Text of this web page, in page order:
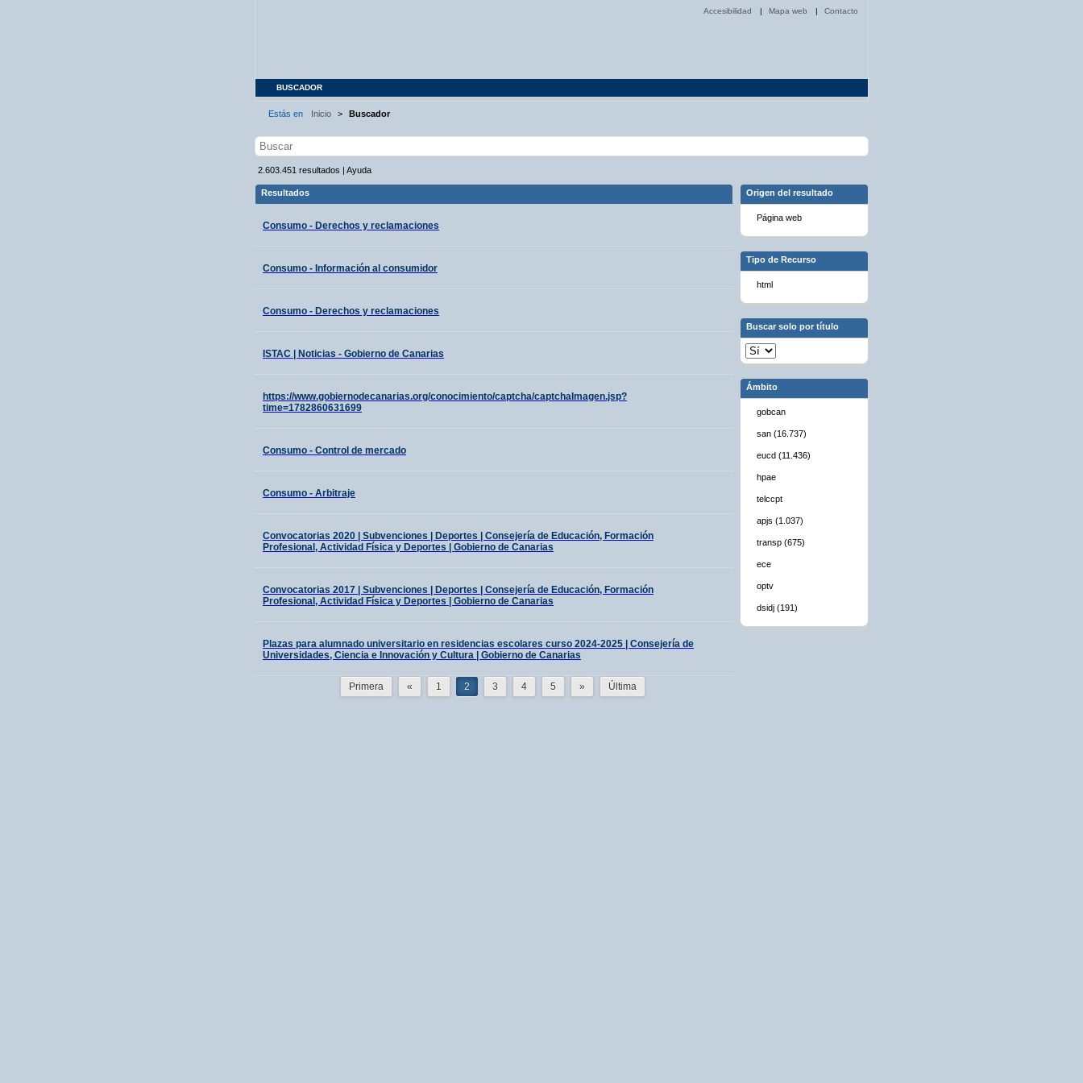
Accesibilidad | Mapa web | Contacto
BUSCADOR
Estás en Inicio > Buscador
2.603.451 resultados | Ayuda
Resultados
Consumo - Derechos y reclamaciones
Consumo - Información al consumidor
Consumo - Derechos y reclamaciones
ISTAC | Noticias - Gobierno de Canarias
https://www.gobiernodecanarias.org/conocimiento/captcha/captchaImagen.jsp?
time=1782860631699
Consumo - Control de mercado
Consumo - Arbitraje
Convocatorias 2020 | Subvenciones | Deportes | Consejería de Educación, Formación
Profesional, Actividad Física y Deportes | Gobierno de Canarias
Convocatorias 2017 | Subvenciones | Deportes | Consejería de Educación, Formación
Profesional, Actividad Física y Deportes | Gobierno de Canarias
Plazas para alumnado universitario en residencias escolares curso 2024-2025 | Consejería de
Universidades, Ciencia e Innovación y Cultura | Gobierno de Canarias
Primera « 1 2 3 4 5 » Última
Origen del resultado
Página web
Tipo de Recurso
html
Buscar solo por título
Ámbito
gobcan
san (16.737)
eucd (11.436)
hpae
telccpt
apjs (1.037)
transp (675)
ece
optv
dsidj (191)